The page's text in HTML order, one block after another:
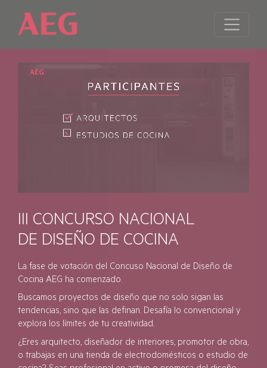
III CONCURSO NACIONAL
DE DISEÑO DE COCINA
La fase de votación del Concuso Nacional de Diseño de
Cocina AEG ha comenzado.
Buscamos proyectos de diseño que no solo sigan las
tendencias, sino que las definan. Desafía lo convencional y
explora los límites de tu creatividad.
¿Eres arquitecto, diseñador de interiores, promotor de obra,
o trabajas en una tienda de electrodomésticos o estudio de